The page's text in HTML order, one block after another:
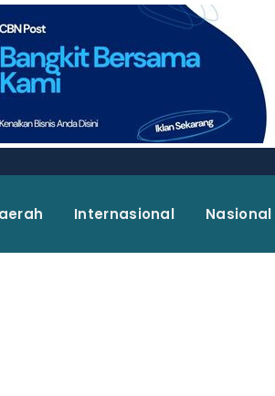
Internasional Nasional